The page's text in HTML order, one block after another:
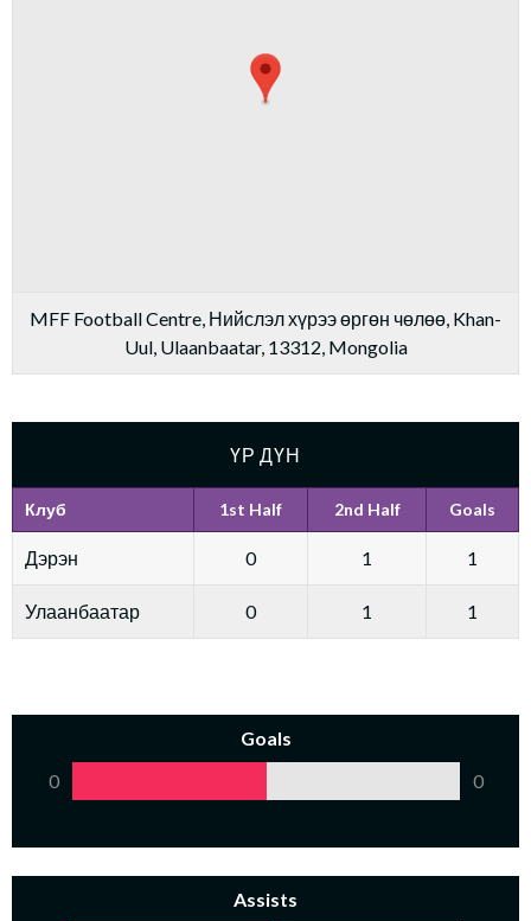
MFF Football Centre, Нийслэл хүрээ өргөн чөлөө, Khan-
Uul, Ulaanbaatar, 13312, Mongolia
ҮР ДҮН
Клуб 1st Half 2nd Half Goals
Дэрэн 0 1 1
Улаанбаатар 0 1 1
Goals
0
0
Assists